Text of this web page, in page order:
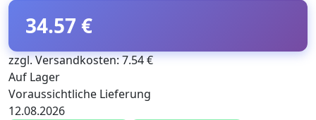
34.57 €
zzgl. Versandkosten: 7.54 €
Auf Lager
Voraussichtliche Lieferung
12.08.2026